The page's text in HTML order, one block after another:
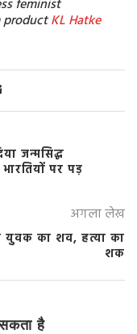
feminist
productKL Hatke
जन्मसिद्ध
पर पड़
अगला लेख
युवक का शव, हत्या का
शक
है